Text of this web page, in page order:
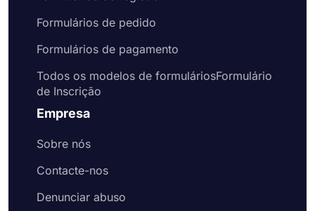
Formulários de pedido
Formulários de pagamento
Todos os modelos de formuláriosFormulário
de Inscrição
Empresa
Sobre nós
Contacte-nos
Denunciar abuso